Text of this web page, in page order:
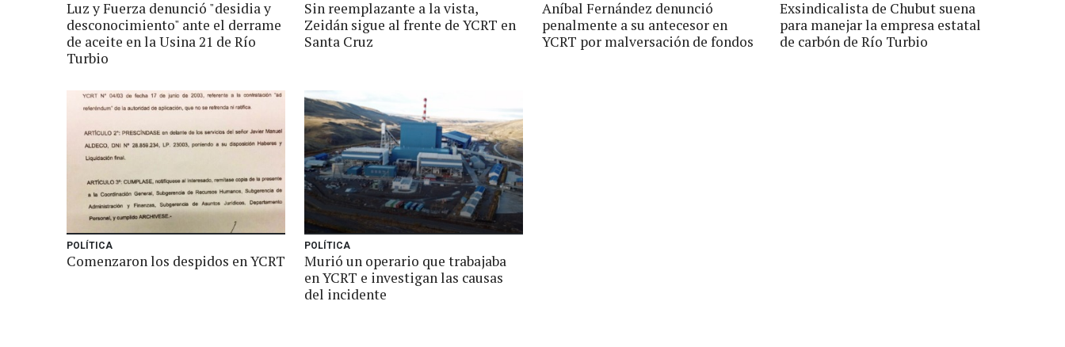
Luz y Fuerza denunció "desidia y
desconocimiento" ante el derrame
de aceite en la Usina 21 de Río
Turbio
Sin reemplazante a la vista,
Zeidán sigue al frente de YCRT en
Santa Cruz
Aníbal Fernández denunció
penalmente a su antecesor en
YCRT por malversación de fondos
Exsindicalista de Chubut suena
para manejar la empresa estatal
de carbón de Río Turbio
POLÍTICA
Comenzaron los despidos en YCRT
POLÍTICA
Murió un operario que trabajaba
en YCRT e investigan las causas
del incidente